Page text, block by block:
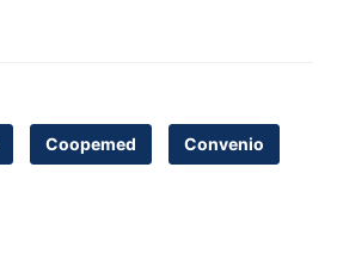
Coopemed Convenio